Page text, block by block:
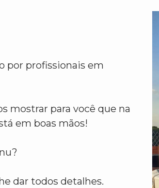
por profissionais em
mostrar para você que na
em boas mãos!
dar todos detalhes.